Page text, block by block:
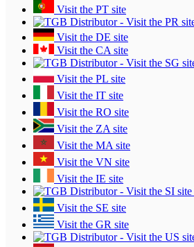
Visit the PT site
Visit the DE site
Visit the CA site
Visit the PL site
Visit the IT site
Visit the RO site
Visit the ZA site
Visit the MA site
Visit the VN site
Visit the IE site
Visit the SE site
Visit the GR site